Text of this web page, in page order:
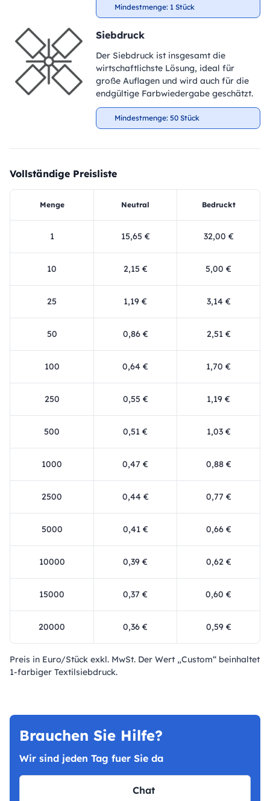
Mindestmenge: 1 Stück
Siebdruck
Der Siebdruck ist insgesamt die
wirtschaftlichste Lösung, ideal für
große Auflagen und wird auch für die
endgültige Farbwiedergabe geschätzt.
Mindestmenge: 50 Stück
Vollständige Preisliste
Menge Neutral Bedruckt
1 15,65 € 32,00 €
10 2,15 € 5,00 €
25 1,19 € 3,14 €
50 0,86 € 2,51 €
100 0,64 € 1,70 €
250 0,55 € 1,19 €
500 0,51 € 1,03 €
1000 0,47 € 0,88 €
2500 0,44 € 0,77 €
5000 0,41 € 0,66 €
10000 0,39 € 0,62 €
15000 0,37 € 0,60 €
20000 0,36 € 0,59 €
Preis in Euro/Stück exkl. MwSt. Der Wert „Custom“ beinhaltet
1-farbiger Textilsiebdruck.
Brauchen Sie Hilfe?
Wir sind jeden Tag fuer Sie da
Chat